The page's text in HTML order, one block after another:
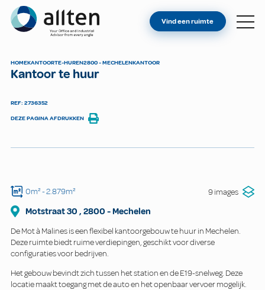
Allten
VIND EEN RUIMTE
Vind een ruimte
HOMEKANTOORTE-HUREN2800 - MECHELENKANTOOR
Kantoor te huur
REF: 2736352
DEZE PAGINA AFDRUKKEN
0m²- 2.879m² 9 images
Motstraat30 , 2800 -Mechelen
De Mot à Malines is een flexibel kantoorgebouw te huur in Mechelen.
Deze ruimte biedt ruime verdiepingen, geschikt voor diverse
configuraties voor bedrijven.
Het gebouw bevindt zich tussen het station en de E19-snelweg. Deze
locatie maakt toegang met de auto en het openbaar vervoer mogelijk.